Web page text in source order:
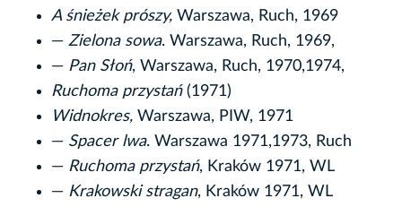
A śnieżek prószy, Warszawa, Ruch, 1969
— Zielona sowa. Warszawa, Ruch, 1969,
— Pan Słoń, Warszawa, Ruch, 1970,1974,
Ruchoma przystań(1971)
Widnokres, Warszawa, PIW, 1971
— Spacer lwa. Warszawa 1971,1973, Ruch
— Ruchoma przystań, Kraków 1971, WL
— Krakowski stragan, Kraków 1971, WL